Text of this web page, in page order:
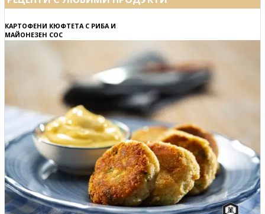
КАРТОФЕНИ КЮФТЕТА С РИБА И
МАЙОНЕЗЕН СОС